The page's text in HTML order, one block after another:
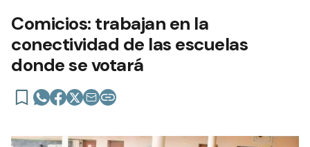
Comicios: trabajan en la
conectividad de las escuelas
donde se votará